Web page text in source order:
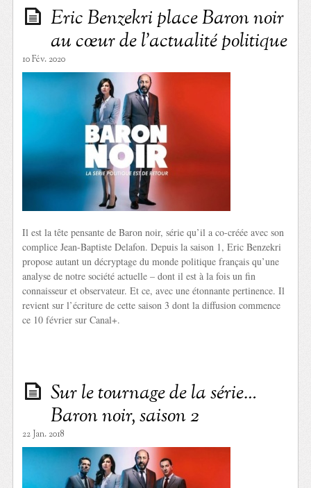
Eric Benzekri place Baron noir
au cœur de l’actualité politique
10 Fév. 2020
Il est la tête pensante de Baron noir, série qu’il a co-créée avec son
complice Jean-Baptiste Delafon. Depuis la saison 1, Eric Benzekri
propose autant un décryptage du monde politique français qu’une
analyse de notre société actuelle – dont il est à la fois un fin
connaisseur et observateur. Et ce, avec une étonnante pertinence. Il
revient sur l’écriture de cette saison 3 dont la diffusion commence
ce 10 février sur Canal+.
Sur le tournage de la série…
Baron noir, saison 2
22 Jan. 2018